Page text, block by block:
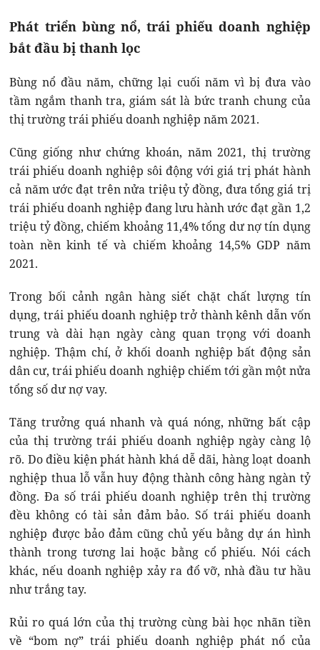
Phát triển bùng nổ, trái phiếu doanh nghiệp
bắt đầu bị thanh lọc
Bùng nổ đầu năm, chững lại cuối năm vì bị đưa vào
tầm ngắm thanh tra, giám sát là bức tranh chung của
thị trường trái phiếu doanh nghiệp năm 2021.
Cũng giống như chứng khoán, năm 2021, thị trường
trái phiếu doanh nghiệp sôi động với giá trị phát hành
cả năm ước đạt trên nửa triệu tỷ đồng, đưa tổng giá trị
trái phiếu doanh nghiệp đang lưu hành ước đạt gần 1,2
triệu tỷ đồng, chiếm khoảng 11,4% tổng dư nợ tín dụng
toàn nền kinh tế và chiếm khoảng 14,5% GDP năm
2021.
Trong bối cảnh ngân hàng siết chặt chất lượng tín
dụng, trái phiếu doanh nghiệp trở thành kênh dẫn vốn
trung và dài hạn ngày càng quan trọng với doanh
nghiệp. Thậm chí, ở khối doanh nghiệp bất động sản
dân cư, trái phiếu doanh nghiệp chiếm tới gần một nửa
tổng số dư nợ vay.
Tăng trưởng quá nhanh và quá nóng, những bất cập
của thị trường trái phiếu doanh nghiệp ngày càng lộ
rõ. Do điều kiện phát hành khá dễ dãi, hàng loạt doanh
nghiệp thua lỗ vẫn huy động thành công hàng ngàn tỷ
đồng. Đa số trái phiếu doanh nghiệp trên thị trường
đều không có tài sản đảm bảo. Số trái phiếu doanh
nghiệp được bảo đảm cũng chủ yếu bằng dự án hình
thành trong tương lai hoặc bằng cổ phiếu. Nói cách
khác, nếu doanh nghiệp xảy ra đổ vỡ, nhà đầu tư hầu
như trắng tay.
Rủi ro quá lớn của thị trường cùng bài học nhãn tiền
về “bom nợ” trái phiếu doanh nghiệp phát nổ của